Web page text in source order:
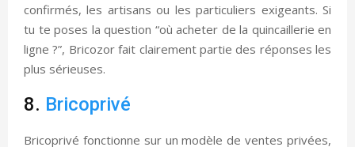
confirmés, les artisans ou les particuliers exigeants. Si
tu te poses la question “où acheter de la quincaillerie en
ligne ?”, Bricozor fait clairement partie des réponses les
plus sérieuses.
8. Bricoprivé
Bricoprivé fonctionne sur un modèle de ventes privées,